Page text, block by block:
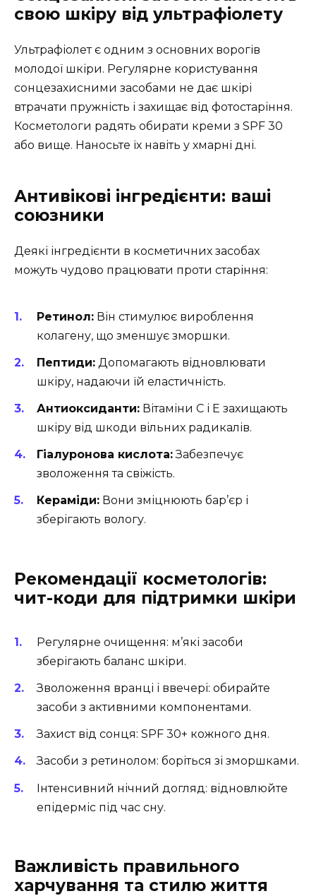
свою шкіру від ультрафіолету
Ультрафіолет є одним з основних ворогів
молодої шкіри. Регулярне користування
сонцезахисними засобами не дає шкірі
втрачати пружність і захищає від фотостаріння.
Косметологи радять обирати креми з SPF 30
або вище. Наносьте їх навіть у хмарні дні.
Антивікові інгредієнти: ваші
союзники
Деякі інгредієнти в косметичних засобах
можуть чудово працювати проти старіння:
Ретинол: Він стимулює вироблення
колагену, що зменшує зморшки.
Пептиди: Допомагають відновлювати
шкіру, надаючи їй еластичність.
Антиоксиданти: Вітаміни С і Е захищають
шкіру від шкоди вільних радикалів.
Гіалуронова кислота:Забезпечує
зволоження та свіжість.
Кераміди: Вони зміцнюють бар’єр і
зберігають вологу.
Рекомендації косметологів:
чит-коди для підтримки шкіри
Регулярне очищення: м’які засоби
зберігають баланс шкіри.
Зволоження вранці і ввечері: обирайте
засоби з активними компонентами.
Захист від сонця: SPF 30+ кожного дня.
Засоби з ретинолом: боріться зі зморшками.
Інтенсивний нічний догляд: відновлюйте
епідерміс під час сну.
Важливість правильного
харчування та стилю життя